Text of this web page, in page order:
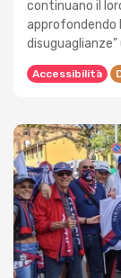
continuano il
approfondendo
disuguaglianze"
Accessibilità